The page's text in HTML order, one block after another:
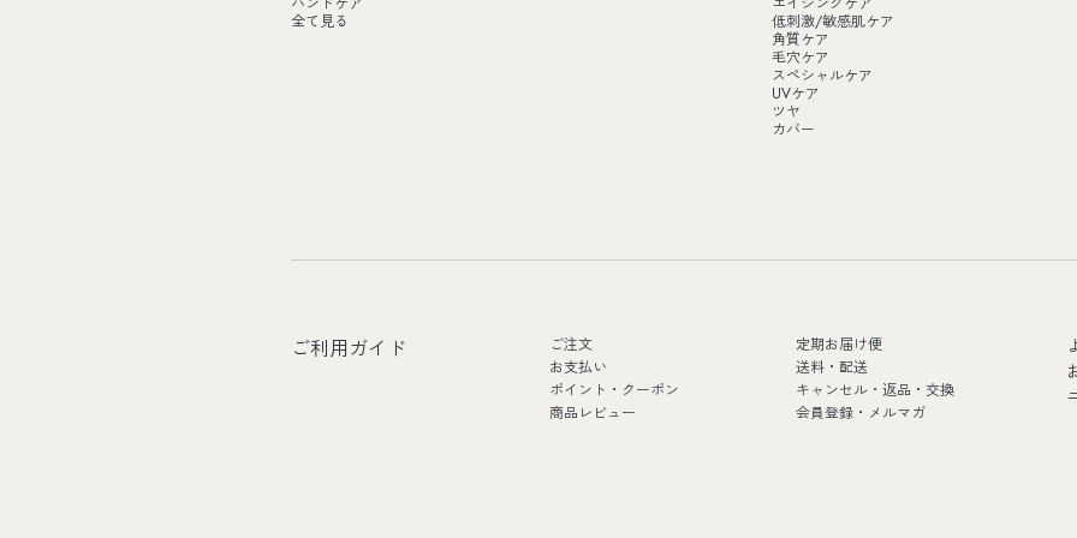
全て見る
低刺激/敏感肌ケア
角質ケア
毛穴ケア
スペシャルケア
UVケア
ツヤ
カバー
ご利用ガイド ご注文
定期お届け便
お支払い
送料・配送
ポイント・クーポン
キャンセル・返品・交換
商品レビュー
会員登録・メルマガ